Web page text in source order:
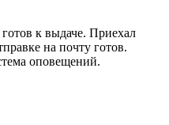
к выдаче. Приехал
на почту готов.
оповещений.